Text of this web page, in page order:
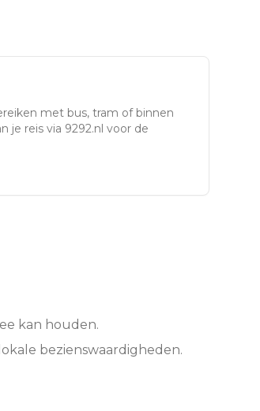
met bus, tram of binnen
je reis via 9292.nl voor de
kan houden.
bezienswaardigheden.